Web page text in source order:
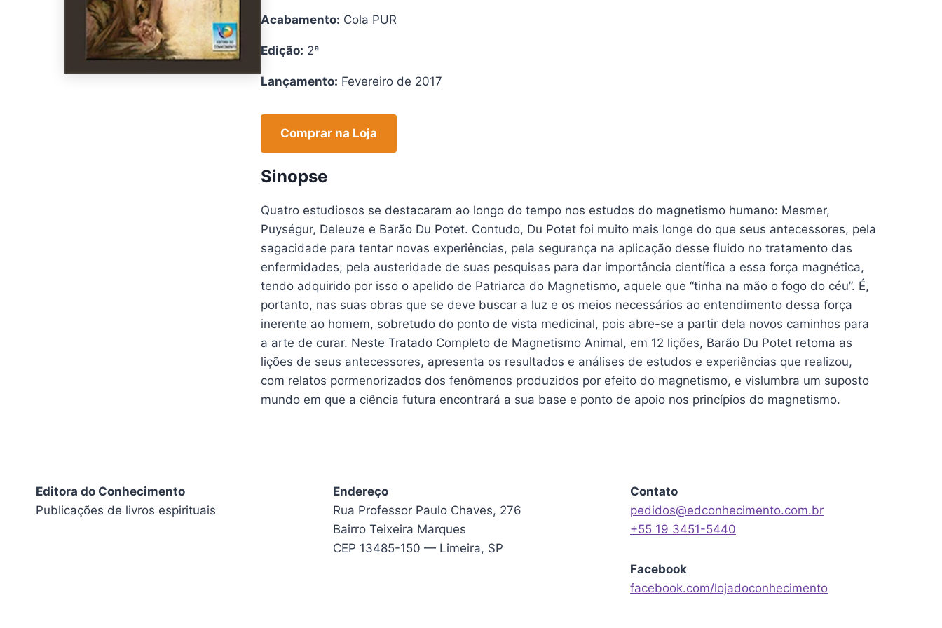
Acabamento: Cola PUR
Edição: 2ª
Lançamento: Fevereiro de 2017
Comprar na Loja
Sinopse
Quatro estudiosos se destacaram ao longo do tempo nos estudos do magnetismo humano: Mesmer,
Puységur, Deleuze e Barão Du Potet. Contudo, Du Potet foi muito mais longe do que seus antecessores, pela
sagacidade para tentar novas experiências, pela segurança na aplicação desse fluido no tratamento das
enfermidades, pela austeridade de suas pesquisas para dar importância científica a essa força magnética,
tendo adquirido por isso o apelido de Patriarca do Magnetismo, aquele que “tinha na mão o fogo do céu”. É,
portanto, nas suas obras que se deve buscar a luz e os meios necessários ao entendimento dessa força
inerente ao homem, sobretudo do ponto de vista medicinal, pois abre-se a partir dela novos caminhos para
a arte de curar. Neste Tratado Completo de Magnetismo Animal, em 12 lições, Barão Du Potet retoma as
lições de seus antecessores, apresenta os resultados e análises de estudos e experiências que realizou,
com relatos pormenorizados dos fenômenos produzidos por efeito do magnetismo, e vislumbra um suposto
mundo em que a ciência futura encontrará a sua base e ponto de apoio nos princípios do magnetismo.
Editora do Conhecimento
Publicações de livros espirituais
Endereço
Rua Professor Paulo Chaves, 276
Bairro Teixeira Marques
CEP 13485-150 — Limeira, SP
Contato
pedidos@edconhecimento.com.br
+55 19 3451-5440
Facebook
facebook.com/lojadoconhecimento